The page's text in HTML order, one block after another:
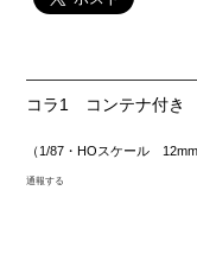
コラ1 コンテナ付
（1/87・HOスケール 12mm
通報する